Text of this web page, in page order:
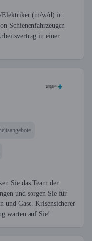
Elektriker (m/w/d) in
Schienenfahrzeugen
in einer
Sie das Team der
und sorgen Sie für
und Gase. Krisensicherer
warten auf Sie!